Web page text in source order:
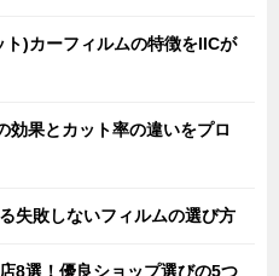
)カーフィルムの特徴をIICが
効果とカット率の違いをプロ
失敗しないフィルムの選び方
8選！優良ショップ選びの5つ